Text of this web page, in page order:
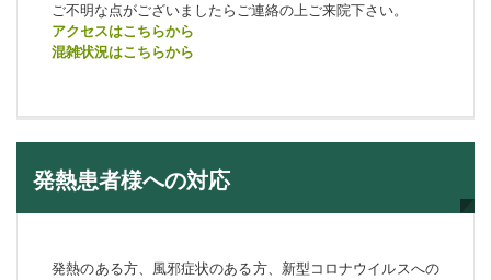
ご不明な点がございましたらご連絡の上ご来院下さい。
アクセスはこちらから
混雑状況はこちらから
発熱患者様への対応
発熱のある方、風邪症状のある方、新型コロナウイルスへの